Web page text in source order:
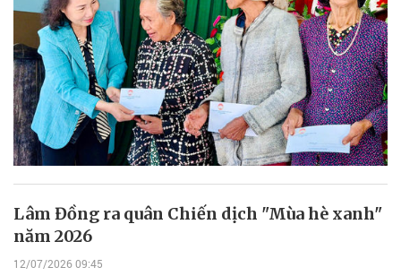
Lâm Đồng ra quân Chiến dịch "Mùa hè xanh"
năm 2026
12/07/2026 09:45